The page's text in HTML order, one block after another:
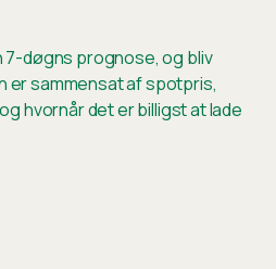
7-døgns prognose, og bliv
er sammensat af spotpris,
hvornår det er billigst at lade